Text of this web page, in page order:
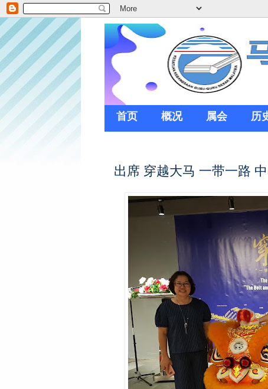
首页 概况 属会 历
出席 穿越大马 一带一路